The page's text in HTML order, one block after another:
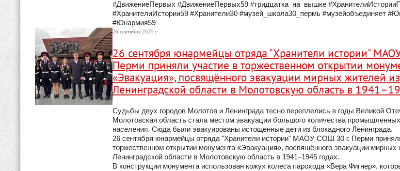
#ДвижениеПервых #ДвижениеПервых59 #тридцатка_на_вышке
#ХранителиИстории59 #Хранители30 #музей_школа30_пермь #музейобъединяет
#Юнармия59
26 сентября 2025 г.
26 сентября юнармейцы отряда "Хранители истории"
Перми приняли участие в торжественном открытии
«Эвакуация», посвящённого эвакуации мирных жителей из
Ленинградской области в Молотовскую область в
Судьбы двух городов Молотов и Ленинграда тесно переплелись в годы Великой
Молотовская область стала местом эвакуации большого количества
населения. Сюда были эвакуированы истощенные дети из блокадного Ленинграда.
26 сентября юнармейцы отряда "Хранители истории" МАОУ СОШ 30 г. Перми
торжественном открытии монумента «Эвакуация», посвящённого эвакуации мирных
Ленинградской области в Молотовскую область в 1941–1945 годах.
В конструкции монумента использован кожух колеса парохода «Вера Фигнер»,